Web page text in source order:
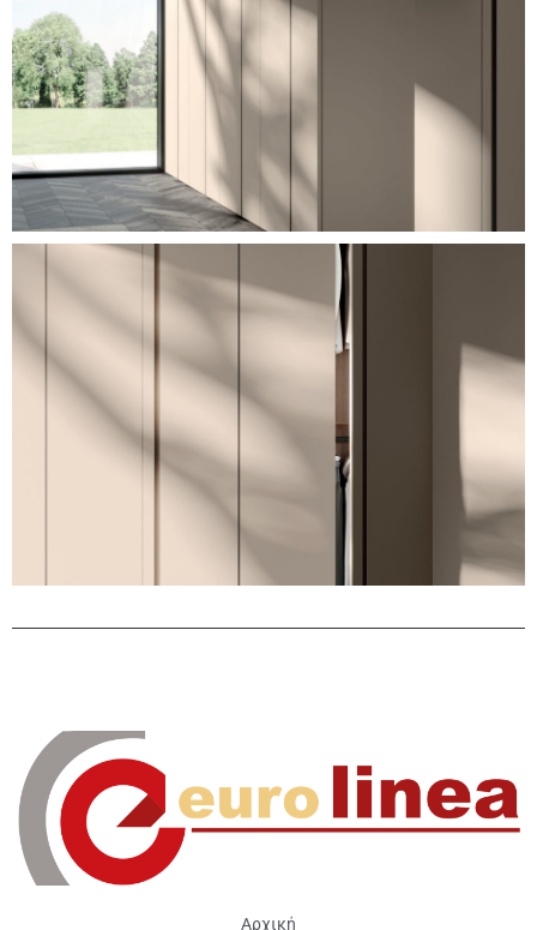
Αρχική